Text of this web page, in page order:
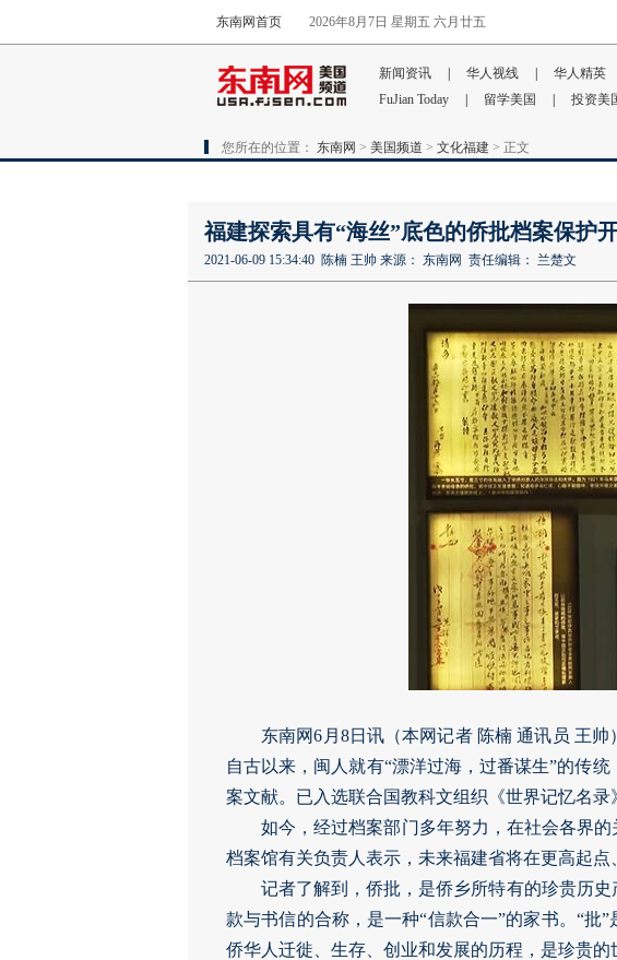
东南网首页 2026年8月7日 星期五 六月廿五
新闻资讯 华人视线 华人精英
FuJian Today
留学美国 投资美
您所在的位置： 东南网 > 美国频道 > 文化福建 > 正文
福建探索具有“海丝”底色的侨批档案保护
2021-06-09 15:34:40 陈楠 王帅 来源： 东南网 责任编辑： 兰楚文
东南网6月8日讯（本网记者 陈楠 通讯员 王
自古以来，闽人就有“漂洋过海，过番谋生”的传
案文献。已入选联合国教科文组织《世界记忆名
如今，经过档案部门多年努力，在社会各界
档案馆有关负责人表示，未来福建省将在更高起
记者了解到，侨批，是侨乡所特有的珍贵历
款与书信的合称，是一种“信款合一”的家书。“批
侨华人迁徙、生存、创业和发展的历程，是珍贵的